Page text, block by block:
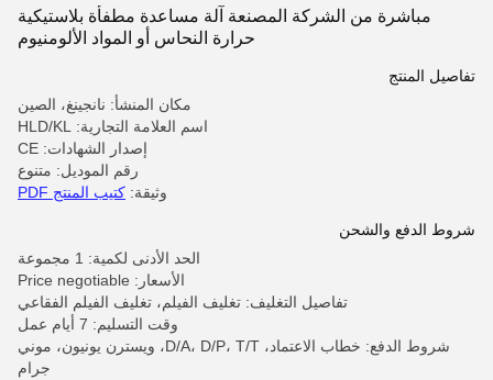
مباشرة من الشركة المصنعة آلة مساعدة مطفأة بلاستيكية
حرارة النحاس أو المواد الألومنيوم
تفاصيل المنتج
مكان المنشأ: نانجينغ، الصين
اسم العلامة التجارية: HLD/KL
إصدار الشهادات: CE
رقم الموديل: متنوع
وثيقة: كتيب المنتج PDF
شروط الدفع والشحن
الحد الأدنى لكمية: 1 مجموعة
الأسعار: Price negotiable
تفاصيل التغليف: تغليف الفيلم، تغليف الفيلم الفقاعي
وقت التسليم: 7 أيام عمل
شروط الدفع: خطاب الاعتماد، D/A، D/P، T/T، ويسترن يونيون، موني
جرام